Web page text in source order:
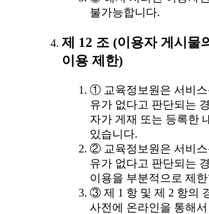
불가능합니다.
제 12 조 (이용자 게시물
이용 제한)
① 교육정보원은 서비스
유가 없다고 판단되는
자가 게재 또는 등록한
있습니다.
② 교육정보원은 서비스
유가 없다고 판단되는
이용을 부분적으로 제
③ 제 1 항 및 제 2 항의
사전에 온라인을 통해